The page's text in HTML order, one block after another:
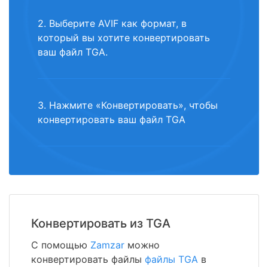
2. Выберите AVIF как формат, в
который вы хотите конвертировать
ваш файл TGA.
3. Нажмите «Конвертировать», чтобы
конвертировать ваш файл TGA
Конвертировать из TGA
С помощью Zamzar можно
конвертировать файлы файлы TGA в